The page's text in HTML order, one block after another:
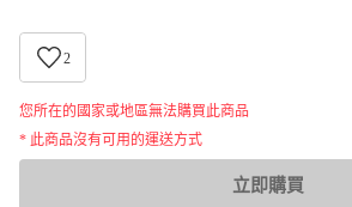
2
您所在的國家或地區無法購買此商品
* 此商品沒有可用的運送方式
立即購買